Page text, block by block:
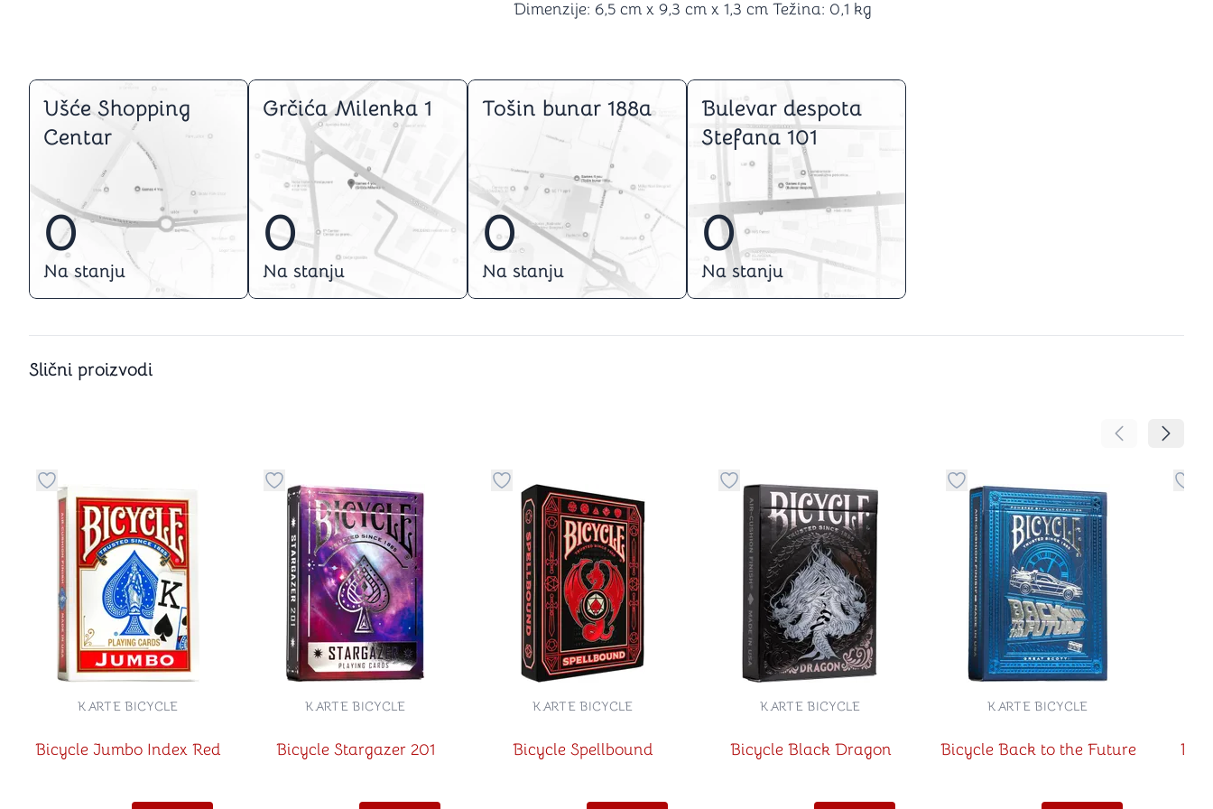
Dimenzije: 6,5 cm x 9,3 cm x 1,3 cm Težina: 0,1 kg
Ušće Shopping
Centar
0
Na stanju
Grčića Milenka 1
0
Na stanju
Tošin bunar 188a
0
Na stanju
Bulevar despota
Stefana 101
0
Na stanju
Slični proizvodi
Pomeranje
Dugme za dodavanje stvari u kategoriju omiljeno
Bicycle Jumbo Index Red
KARTE BICYCLE
Dugme za dodavanje stvari u kategoriju omiljeno
Bicycle Stargazer 201
KARTE BICYCLE
Dugme za dodavanje stvari u kategoriju omiljeno
Bicycle Spellbound
KARTE BICYCLE
Dugme za dodavanje stvari u kategoriju omiljeno
Bicycle Black Dragon
KARTE BICYCLE
Dugme za dodavanje stvari u
Bicycle Back to the Future
KARTE BICYCLE